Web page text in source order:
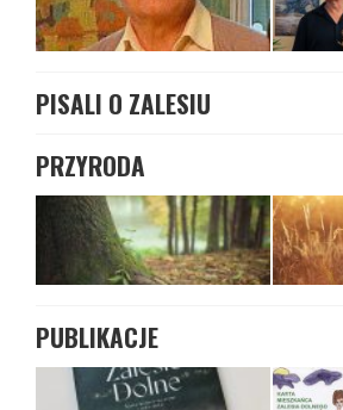
PISALI O ZALESIU
PRZYRODA
PUBLIKACJE